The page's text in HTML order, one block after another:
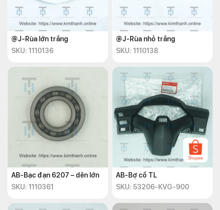
@J-Rùa lớn trắng
SKU: 1110136
@J-Rùa nhỏ trắng
SKU: 1110138
AB-Bạc đạn 6207 – dên lớn
SKU: 1110361
AB-Bợ cổ TL
SKU: 53206-KVG-900